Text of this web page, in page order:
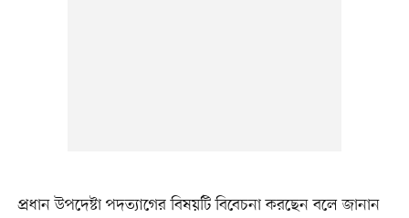
প্রধান উপদেষ্টা পদত্যাগের বিষয়টি বিবেচনা করছেন বলে জানান